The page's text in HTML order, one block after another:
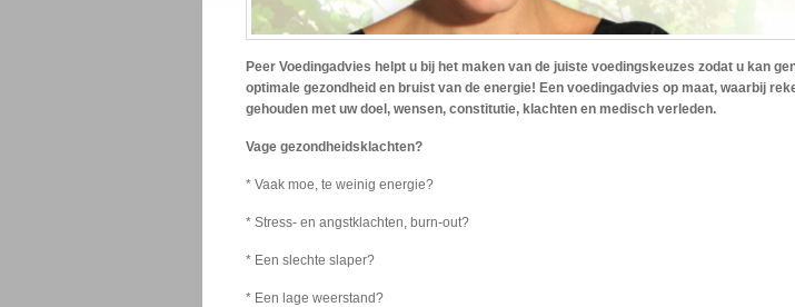
Peer Voedingadvies helpt u bij het maken van de juiste voedingskeuzes zodat u kan
optimale gezondheid en bruist van de energie! Een voedingadvies op maat, waarbij
gehouden met uw doel, wensen, constitutie, klachten en medisch verleden.
Vage gezondheidsklachten?
* Vaak moe, te weinig energie?
* Stress- en angstklachten, burn-out?
* Een slechte slaper?
* Een lage weerstand?